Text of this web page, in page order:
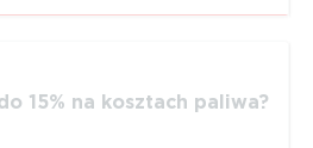
15% na kosztach paliwa?